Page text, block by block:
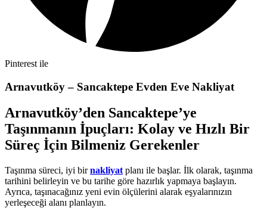
Pinterest ile
Arnavutköy – Sancaktepe Evden Eve Nakliyat
Arnavutköy’den Sancaktepe’ye
Taşınmanın İpuçları: Kolay ve Hızlı Bir
Süreç İçin Bilmeniz Gerekenler
Taşınma süreci, iyi birnakliyat planı ile başlar. İlk olarak, taşınma
tarihini belirleyin ve bu tarihe göre hazırlık yapmaya başlayın.
Ayrıca, taşınacağınız yeni evin ölçülerini alarak eşyalarınızın
yerleşeceği alanı planlayın.